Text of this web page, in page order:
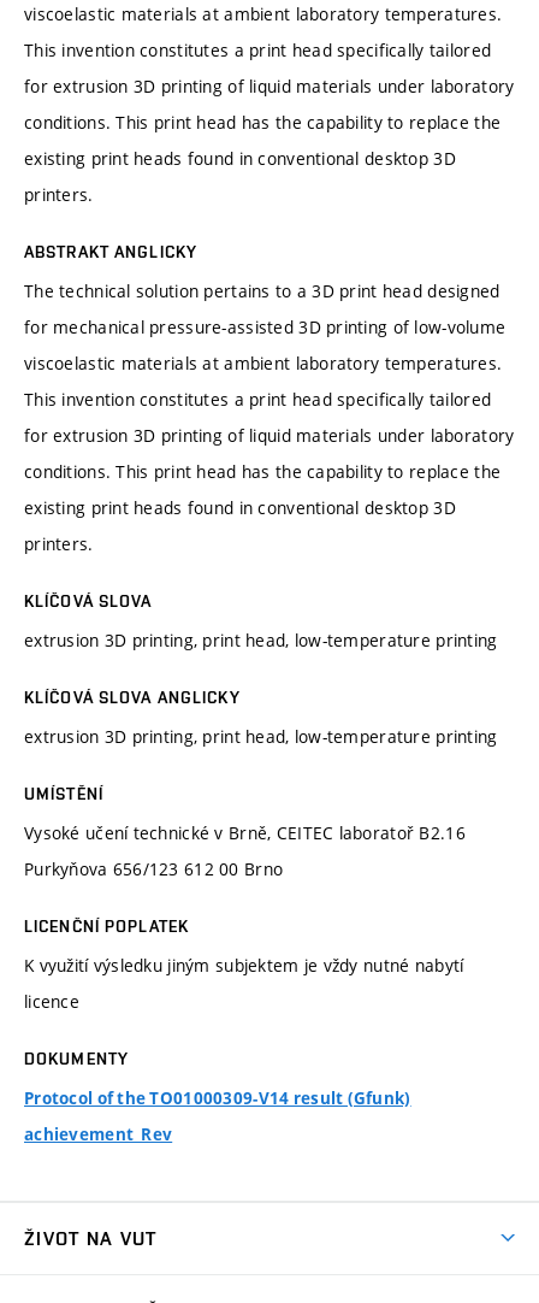
viscoelastic materials at ambient laboratory temperatures.
This invention constitutes a print head specifically tailored
for extrusion 3D printing of liquid materials under laboratory
conditions. This print head has the capability to replace the
existing print heads found in conventional desktop 3D
printers.
ABSTRAKT ANGLICKY
The technical solution pertains to a 3D print head designed
for mechanical pressure-assisted 3D printing of low-volume
viscoelastic materials at ambient laboratory temperatures.
This invention constitutes a print head specifically tailored
for extrusion 3D printing of liquid materials under laboratory
conditions. This print head has the capability to replace the
existing print heads found in conventional desktop 3D
printers.
KLÍČOVÁ SLOVA
extrusion 3D printing, print head, low-temperature printing
KLÍČOVÁ SLOVA ANGLICKY
extrusion 3D printing, print head, low-temperature printing
UMÍSTĚNÍ
Vysoké učení technické v Brně, CEITEC laboratoř B2.16
Purkyňova 656/123 612 00 Brno
LICENČNÍ POPLATEK
K využití výsledku jiným subjektem je vždy nutné nabytí
licence
DOKUMENTY
Protocol of the TO01000309-V14 result (Gfunk)
achievement_Rev
ŽIVOT NA VUT